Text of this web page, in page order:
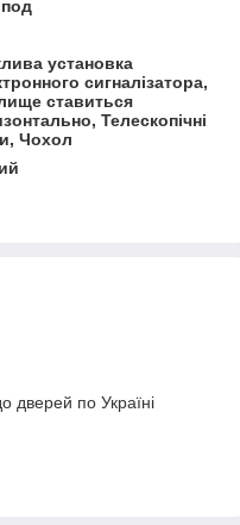
установка
сигналізатора,
ставиться
Телескопічні
Чохол
дверей по Україні